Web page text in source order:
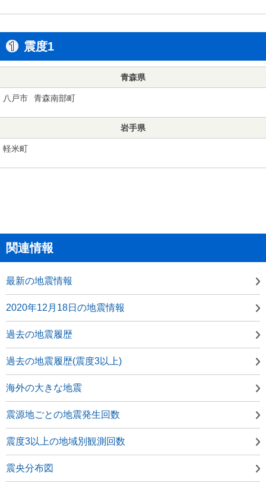
震度1
青森県
八戸市 青森南部町
岩手県
軽米町
関連情報
最新の地震情報
2020年12月18日の地震情報
過去の地震履歴
過去の地震履歴(震度3以上)
海外の大きな地震
震源地ごとの地震発生回数
震度3以上の地域別観測回数
震央分布図